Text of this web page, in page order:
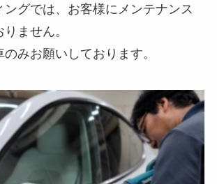
ングでは、お客様にメンテナンス
ません。
みお願いしております。